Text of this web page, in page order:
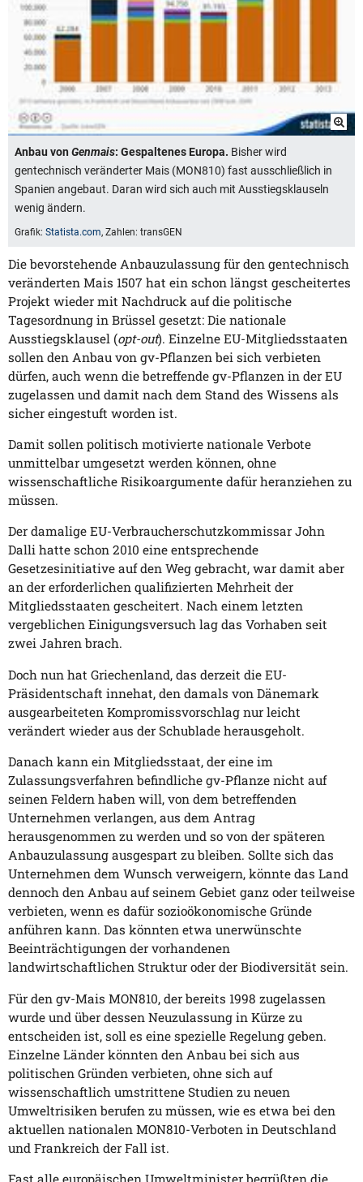
Anbau vonGenmais: Gespaltenes Europa. Bisher wird
gentechnisch veränderter Mais (MON810) fast ausschließlich in
Spanien angebaut. Daran wird sich auch mit Ausstiegsklauseln
wenig ändern.
Grafik: Statista.com, Zahlen: transGEN
Die bevorstehende Anbauzulassung für den gentechnisch
veränderten Mais 1507 hat ein schon längst gescheitertes
Projekt wieder mit Nachdruck auf die politische
Tagesordnung in Brüssel gesetzt: Die nationale
Ausstiegsklausel (opt-out). Einzelne EU-Mitgliedsstaaten
sollen den Anbau von gv-Pflanzen bei sich verbieten
dürfen, auch wenn die betreffende gv-Pflanzen in der EU
zugelassen und damit nach dem Stand des Wissens als
sicher eingestuft worden ist.
Damit sollen politisch motivierte nationale Verbote
unmittelbar umgesetzt werden können, ohne
wissenschaftliche Risikoargumente dafür heranziehen zu
müssen.
Der damalige EU-Verbraucherschutzkommissar John
Dalli hatte schon 2010 eine entsprechende
Gesetzesinitiative auf den Weg gebracht, war damit aber
an der erforderlichen qualifizierten Mehrheit der
Mitgliedsstaaten gescheitert. Nach einem letzten
vergeblichen Einigungsversuch lag das Vorhaben seit
zwei Jahren brach.
Doch nun hat Griechenland, das derzeit die EU-
Präsidentschaft innehat, den damals von Dänemark
ausgearbeiteten Kompromissvorschlag nur leicht
verändert wieder aus der Schublade herausgeholt.
Danach kann ein Mitgliedsstaat, der eine im
Zulassungsverfahren befindliche gv-Pflanze nicht auf
seinen Feldern haben will, von dem betreffenden
Unternehmen verlangen, aus dem Antrag
herausgenommen zu werden und so von der späteren
Anbauzulassung ausgespart zu bleiben. Sollte sich das
Unternehmen dem Wunsch verweigern, könnte das Land
dennoch den Anbau auf seinem Gebiet ganz oder teilweise
verbieten, wenn es dafür sozioökonomische Gründe
anführen kann. Das könnten etwa unerwünschte
Beeinträchtigungen der vorhandenen
landwirtschaftlichen Struktur oder der Biodiversität sein.
Für den gv-Mais MON810, der bereits 1998 zugelassen
wurde und über dessen Neuzulassung in Kürze zu
entscheiden ist, soll es eine spezielle Regelung geben.
Einzelne Länder könnten den Anbau bei sich aus
politischen Gründen verbieten, ohne sich auf
wissenschaftlich umstrittene Studien zu neuen
Umweltrisiken berufen zu müssen, wie es etwa bei den
aktuellen nationalen MON810-Verboten in Deutschland
und Frankreich der Fall ist.